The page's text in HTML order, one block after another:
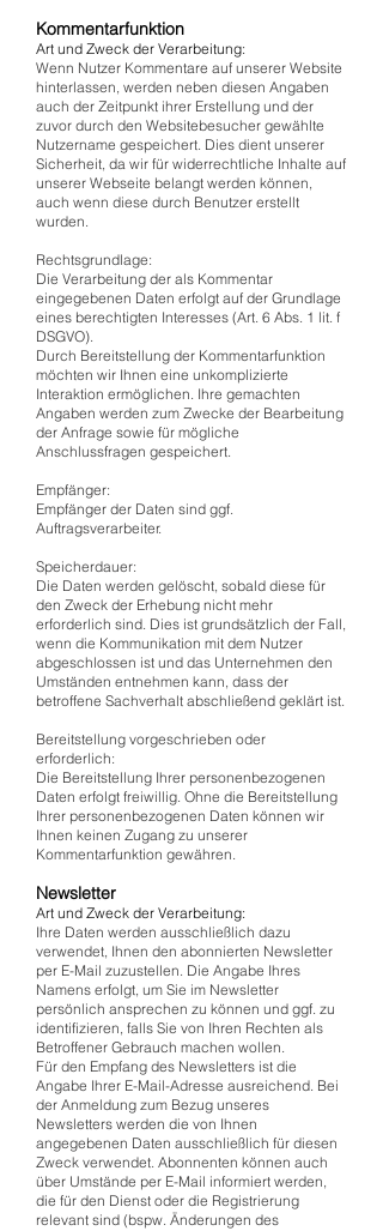
Kommentarfunktion
Art und Zweck der Verarbeitung:
Wenn Nutzer Kommentare auf unserer Website
hinterlassen, werden neben diesen Angaben
auch der Zeitpunkt ihrer Erstellung und der
zuvor durch den Websitebesucher gewählte
Nutzername gespeichert. Dies dient unserer
Sicherheit, da wir für widerrechtliche Inhalte auf
unserer Webseite belangt werden können,
auch wenn diese durch Benutzer erstellt
wurden.
Rechtsgrundlage:
Die Verarbeitung der als Kommentar
eingegebenen Daten erfolgt auf der Grundlage
eines berechtigten Interesses (Art. 6 Abs. 1 lit. f
DSGVO).
Durch Bereitstellung der Kommentarfunktion
möchten wir Ihnen eine unkomplizierte
Interaktion ermöglichen. Ihre gemachten
Angaben werden zum Zwecke der Bearbeitung
der Anfrage sowie für mögliche
Anschlussfragen gespeichert.
Empfänger:
Empfänger der Daten sind ggf.
Auftragsverarbeiter.
Speicherdauer:
Die Daten werden gelöscht, sobald diese für
den Zweck der Erhebung nicht mehr
erforderlich sind. Dies ist grundsätzlich der Fall,
wenn die Kommunikation mit dem Nutzer
abgeschlossen ist und das Unternehmen den
Umständen entnehmen kann, dass der
betroffene Sachverhalt abschließend geklärt ist.
Bereitstellung vorgeschrieben oder
erforderlich:
Die Bereitstellung Ihrer personenbezogenen
Daten erfolgt freiwillig. Ohne die Bereitstellung
Ihrer personenbezogenen Daten können wir
Ihnen keinen Zugang zu unserer
Kommentarfunktion gewähren.
Newsletter
Art und Zweck der Verarbeitung:
Ihre Daten werden ausschließlich dazu
verwendet, Ihnen den abonnierten Newsletter
per E-Mail zuzustellen. Die Angabe Ihres
Namens erfolgt, um Sie im Newsletter
persönlich ansprechen zu können und ggf. zu
identifizieren, falls Sie von Ihren Rechten als
Betroffener Gebrauch machen wollen.
Für den Empfang des Newsletters ist die
Angabe Ihrer E-Mail-Adresse ausreichend. Bei
der Anmeldung zum Bezug unseres
Newsletters werden die von Ihnen
angegebenen Daten ausschließlich für diesen
Zweck verwendet. Abonnenten können auch
über Umstände per E-Mail informiert werden,
die für den Dienst oder die Registrierung
relevant sind (bspw. Änderungen des